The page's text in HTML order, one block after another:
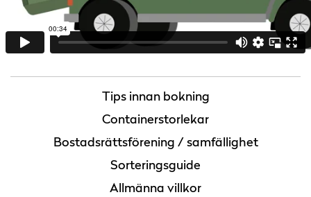
Tips innan bokning
Containerstorlekar
Bostadsrättsförening / samfällighet
Sorteringsguide
Allmänna villkor